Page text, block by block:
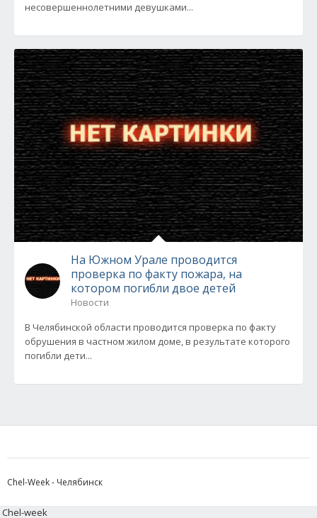
несовершеннолетними девушками...
На Южном Урале проводится
проверка по факту пожара, на
котором погибли двое детей
Новости
В Челябинской области проводится проверка по факту
обрушения в частном жилом доме, в результате которого
погибли дети...
Chel-Week - Челябинск
Chel-week